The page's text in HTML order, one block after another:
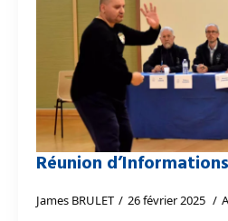
Réunion
James BRULET 26 février 2025